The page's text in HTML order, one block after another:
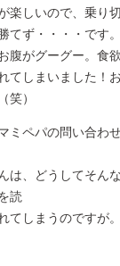
楽しいので、乗り
てず・・・・です
腹がグーグー。食
てしまいました！
笑）
ミペパの問い合わ
は、どうしてそん
読
てしまうのですが